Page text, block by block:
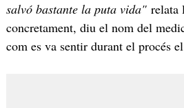
salvó bastante la puta vida" relata
concretament, diu el nom del
com es va sentir durant el procés